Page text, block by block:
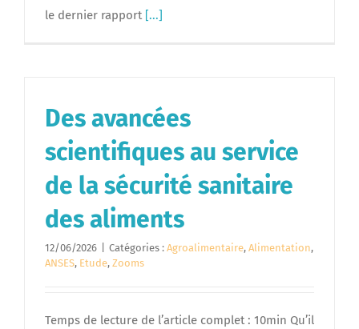
le dernier rapport [...]
Des avancées
scientifiques au service
de la sécurité sanitaire
des aliments
12/06/2026 Catégories : Agroalimentaire, Alimentation,
ANSES, Etude, Zooms
Temps de lecture de l’article complet : 10min Qu’il